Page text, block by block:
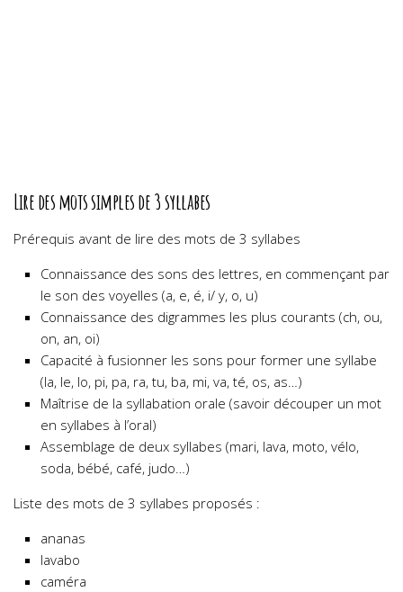
Lire des mots simples de 3 syllabes
Prérequis avant de lire des mots de 3 syllabes
Connaissance des sons des lettres, en commençant par
le son des voyelles (a, e, é, i/ y, o, u)
Connaissance des digrammes les plus courants (ch, ou,
on, an, oi)
Capacité à fusionner les sons pour former une syllabe
(la, le, lo, pi, pa, ra, tu, ba, mi, va, té, os, as…)
Maîtrise de la syllabation orale (savoir découper un mot
en syllabes à l’oral)
Assemblage de deux syllabes (mari, lava, moto, vélo,
soda, bébé, café, judo…)
Liste des mots de 3 syllabes proposés :
ananas
lavabo
caméra